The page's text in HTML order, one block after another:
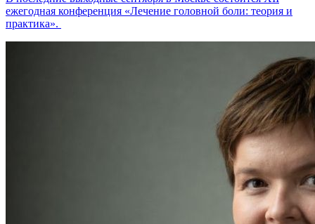
ежегодная конференция «Лечение головной боли: теория и
практика».